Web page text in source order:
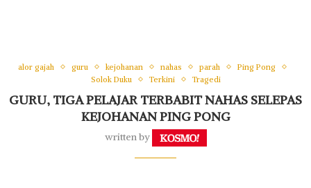
alor gajah guru kejohanan nahas parah
Ping Pong
Solok Duku
Terkini Tragedi
GURU, TIGA PELAJAR TERBABIT NAHAS SELEPAS
KEJOHANAN PING PONG
written by